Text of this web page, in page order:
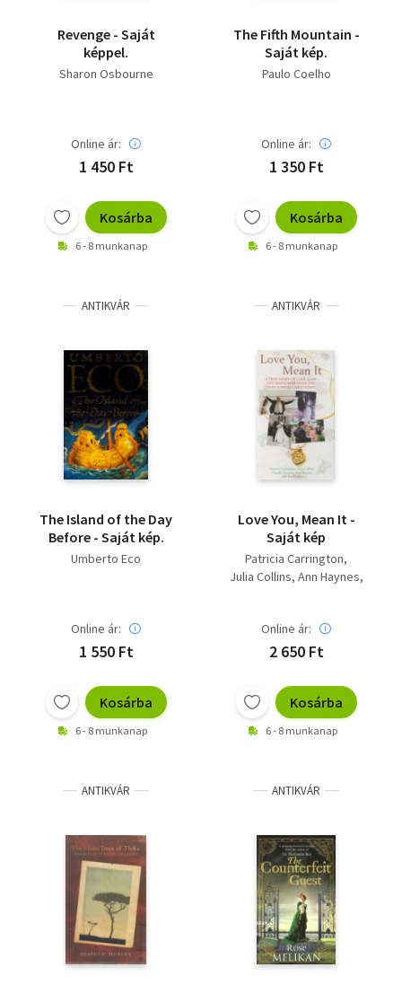
Revenge - Saját
képpel.
Sharon Osbourne
Online ár:
1 450 Ft
Kosárba
6 - 8 munkanap
The Fifth Mountain -
Saját kép.
Paulo Coelho
Online ár:
1 350 Ft
Kosárba
6 - 8 munkanap
ANTIKVÁR
The Island of the Day
Before - Saját kép.
Umberto Eco
Online ár:
1 550 Ft
Kosárba
6 - 8 munkanap
ANTIKVÁR
Love You, Mean It -
Saját kép
Patricia Carrington
Julia Collins Ann Haynes
Online ár:
2 650 Ft
Kosárba
6 - 8 munkanap
ANTIKVÁR ANTIKVÁR